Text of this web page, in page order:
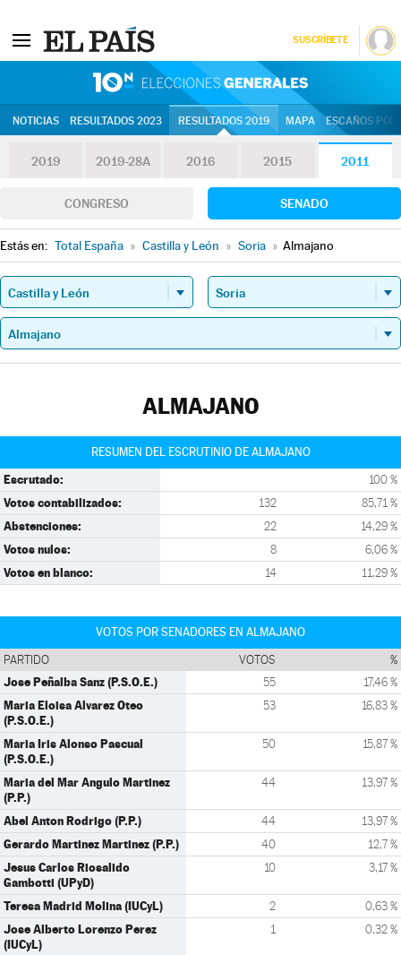
SUSCRÍBETE
NOTICIAS RESULTADOS 2023 RESULTADOS 2019 MAPA ESCAÑOS
2019 2019-28A 2016 2015 2011
CONGRESO SENADO
Estás en: Total España » Castilla y León » Soria » Almajano
ALMAJANO
RESUMEN DEL ESCRUTINIO DE ALMAJANO
Escrutado: 100 %
Votos contabilizados: 132 85,71 %
Abstenciones: 22 14,29 %
Votos nulos: 8 6,06 %
Votos en blanco: 14 11,29 %
VOTOS POR SENADORES EN ALMAJANO
PARTIDO VOTOS %
Jose Peñalba Sanz (P.S.O.E.) 55 17,46 %
Maria Eloisa Alvarez Oteo
(P.S.O.E.)
53 16,83 %
Maria Iris Alonso Pascual
(P.S.O.E.)
50 15,87 %
Maria del Mar Angulo Martinez
(P.P.)
44 13,97 %
Abel Anton Rodrigo (P.P.) 44 13,97 %
Gerardo Martinez Martinez (P.P.) 40 12,7 %
Jesus Carlos Riosalido
Gambotti (UPyD)
10 3,17 %
Teresa Madrid Molina (IUCyL) 2 0,63 %
Jose Alberto Lorenzo Perez
(IUCyL)
1 0,32 %